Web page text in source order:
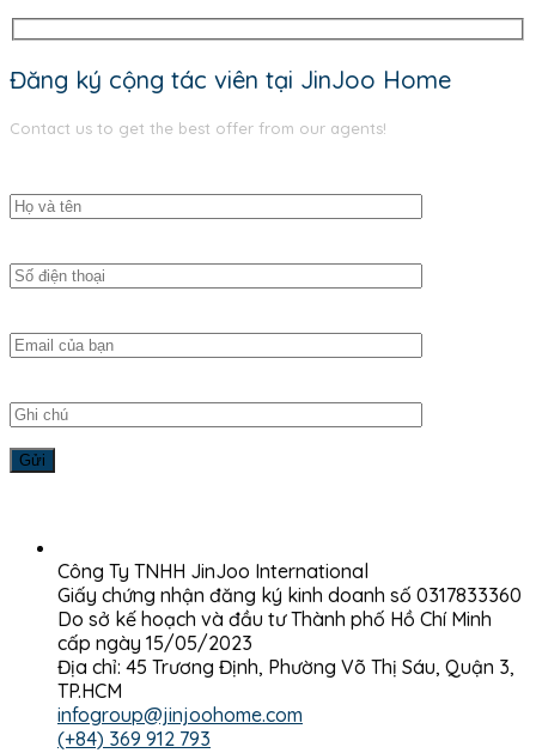
Đăng ký cộng tác viên tại JinJoo Home
Contact us to get the best offer from our agents!
Công Ty TNHH JinJoo International
Giấy chứng nhận đăng ký kinh doanh số 0317833360
Do sở kế hoạch và đầu tư Thành phố Hồ Chí Minh
cấp ngày 15/05/2023
Địa chỉ: 45 Trương Định, Phường Võ Thị Sáu, Quận 3,
TP.HCM
infogroup@jinjoohome.com
(+84) 369 912 793